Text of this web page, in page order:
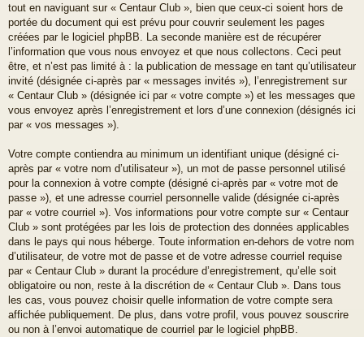
tout en naviguant sur « Centaur Club », bien que ceux-ci soient hors de
portée du document qui est prévu pour couvrir seulement les pages
créées par le logiciel phpBB. La seconde manière est de récupérer
l’information que vous nous envoyez et que nous collectons. Ceci peut
être, et n’est pas limité à : la publication de message en tant qu’utilisateur
invité (désignée ci-après par « messages invités »), l’enregistrement sur
« Centaur Club » (désignée ici par « votre compte ») et les messages que
vous envoyez après l’enregistrement et lors d’une connexion (désignés ici
par « vos messages »).
Votre compte contiendra au minimum un identifiant unique (désigné ci-
après par « votre nom d’utilisateur »), un mot de passe personnel utilisé
pour la connexion à votre compte (désigné ci-après par « votre mot de
passe »), et une adresse courriel personnelle valide (désignée ci-après
par « votre courriel »). Vos informations pour votre compte sur « Centaur
Club » sont protégées par les lois de protection des données applicables
dans le pays qui nous héberge. Toute information en-dehors de votre nom
d’utilisateur, de votre mot de passe et de votre adresse courriel requise
par « Centaur Club » durant la procédure d’enregistrement, qu’elle soit
obligatoire ou non, reste à la discrétion de « Centaur Club ». Dans tous
les cas, vous pouvez choisir quelle information de votre compte sera
affichée publiquement. De plus, dans votre profil, vous pouvez souscrire
ou non à l’envoi automatique de courriel par le logiciel phpBB.